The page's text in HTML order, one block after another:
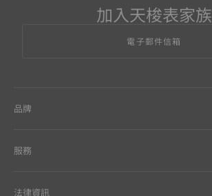
加入天梭表家族
電子郵件信箱
品牌
服務
法律資訊